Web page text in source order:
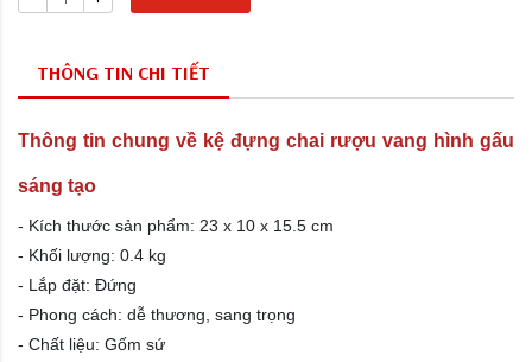
THÔNG TIN CHI TIẾT
Thông tin chung về kệ đựng chai rượu vang hình gấu
sáng tạo
- Kích thước sản phẩm: 23 x 10 x 15.5 cm
- Khối lượng: 0.4 kg
- Lắp đặt: Đứng
- Phong cách: dễ thương, sang trọng
- Chất liệu: Gốm sứ